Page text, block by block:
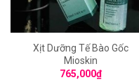
Xịt Dưỡng Tế Bào Gốc
Mioskin
765,000₫